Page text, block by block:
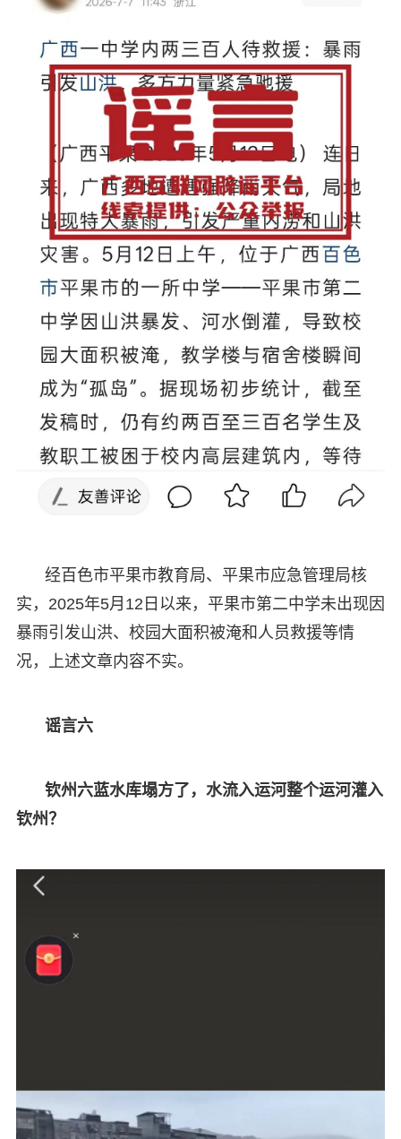
经百色市平果市教育局、平果市应急管理局核
实，2025年5月12日以来，平果市第二中学未出现因
暴雨引发山洪、校园大面积被淹和人员救援等情
况，上述文章内容不实。
谣言六
钦州六蓝水库塌方了，水流入运河整个运河灌入
钦州？